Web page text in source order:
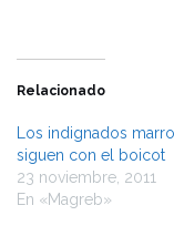
Relacionado
Los indignados
siguen con el boicot
23 noviembre, 2011
En «Magreb»